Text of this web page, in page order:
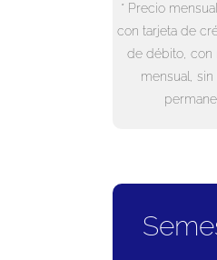
* Precio
con tarjeta de
de débito, con
mensual,